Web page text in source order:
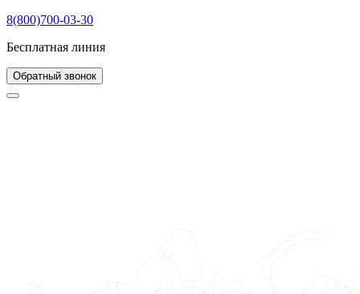
8(800)700-03-30
Бесплатная линия
Обратный звонок